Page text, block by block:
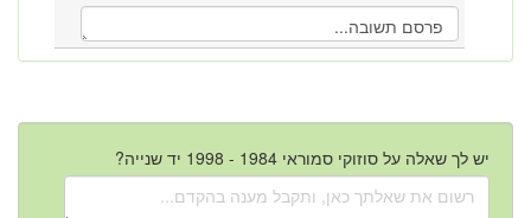
יש לך שאלה על סוזוקי סמוראי 1984 - 1998 יד שנייה?